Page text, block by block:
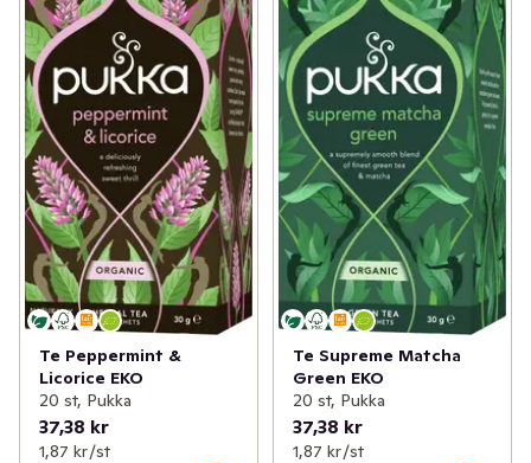
Te Peppermint &
Licorice EKO
20 st, Pukka
37,38 kr
1,87 kr /st
Te Supreme Matcha
Green EKO
20 st, Pukka
37,38 kr
1,87 kr /st